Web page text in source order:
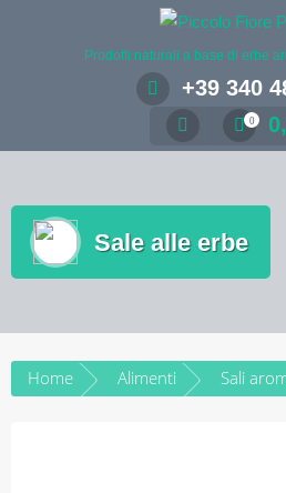
Prodotti naturali a base di erbe
+39 340
0
Sale alle erbe
Home Alimenti Sali